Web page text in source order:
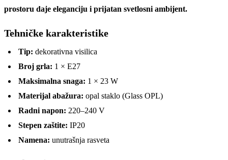
prostoru daje eleganciju i prijatan svetlosni ambijent.
Tehničke karakteristike
Tip: dekorativna visilica
Broj grla: 1 × E27
Maksimalna snaga: 1 × 23 W
Materijal abažura: opal staklo (Glass OPL)
Radni napon: 220–240 V
Stepen zaštite: IP20
Namena: unutrašnja rasveta